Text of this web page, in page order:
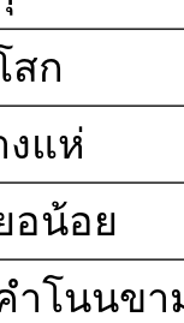
สก
งแห่
อน้อย
ำโนนขา